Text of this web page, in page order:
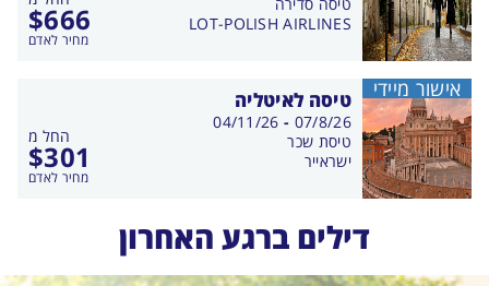
$666
מחיר לאדם
טיסה סדירה
LOT-POLISH AIRLINES
טיסה לאיטליה
החל מ
$301
מחיר לאדם
בין
התאריכים,
07/8/26
-
04/11/26
טיסת שכר
ישראייר
אישור מיידי
דילים ברגע האחרון